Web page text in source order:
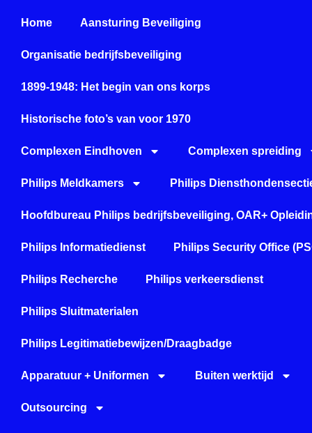
Home Aansturing Beveiliging
Organisatie bedrijfsbeveiliging
1899-1948: Het begin van ons korps
Historische foto’s van voor 1970
Complexen Eindhoven Complexen spreiding
Philips Meldkamers Philips
Hoofdbureau Philips bedrijfsbeveiliging, OAR+
Philips Informatiedienst Philips Security Office
Philips Recherche Philips verkeersdienst
Philips Sluitmaterialen
Philips Legitimatiebewijzen/Draagbadge
Apparatuur + Uniformen Buiten werktijd
Outsourcing